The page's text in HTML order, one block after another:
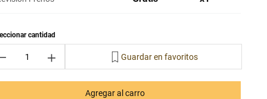
＋
Agregar al carro